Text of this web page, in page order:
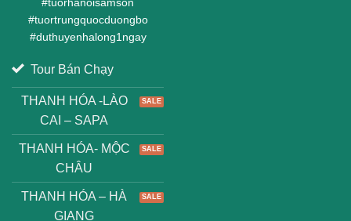
#tuortrungquocduongbo
#duthuyenhalong1ngay
Tour Bán Chạy
THANH HÓA -LÀO
CAI – SAPA
THANH HÓA- MỘC
CHÂU
THANH HÓA – HÀ
GIANG